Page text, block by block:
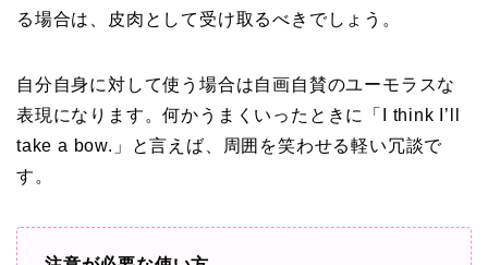
る場合は、皮肉として受け取るべきでしょう。
自分自身に対して使う場合は自画自賛のユーモラスな
表現になります。何かうまくいったときに「I think I’ll
take a bow.」と言えば、周囲を笑わせる軽い冗談で
す。